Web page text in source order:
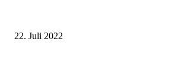
22. Juli 2022